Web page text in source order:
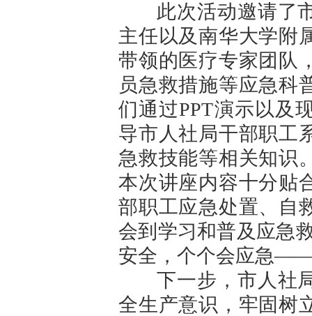
此次活动邀请了市
主任以及南华大学附
带领的医疗专家团队
员急救措施等应急科
们通过PPT演示以及
导市人社局干部职工
急救技能等相关知识
本次讲座内容十分贴
部职工应急处置、自
会到学习和普及应急
安全，个个会应急
下一步，市人社局
全生产意识，牢固树